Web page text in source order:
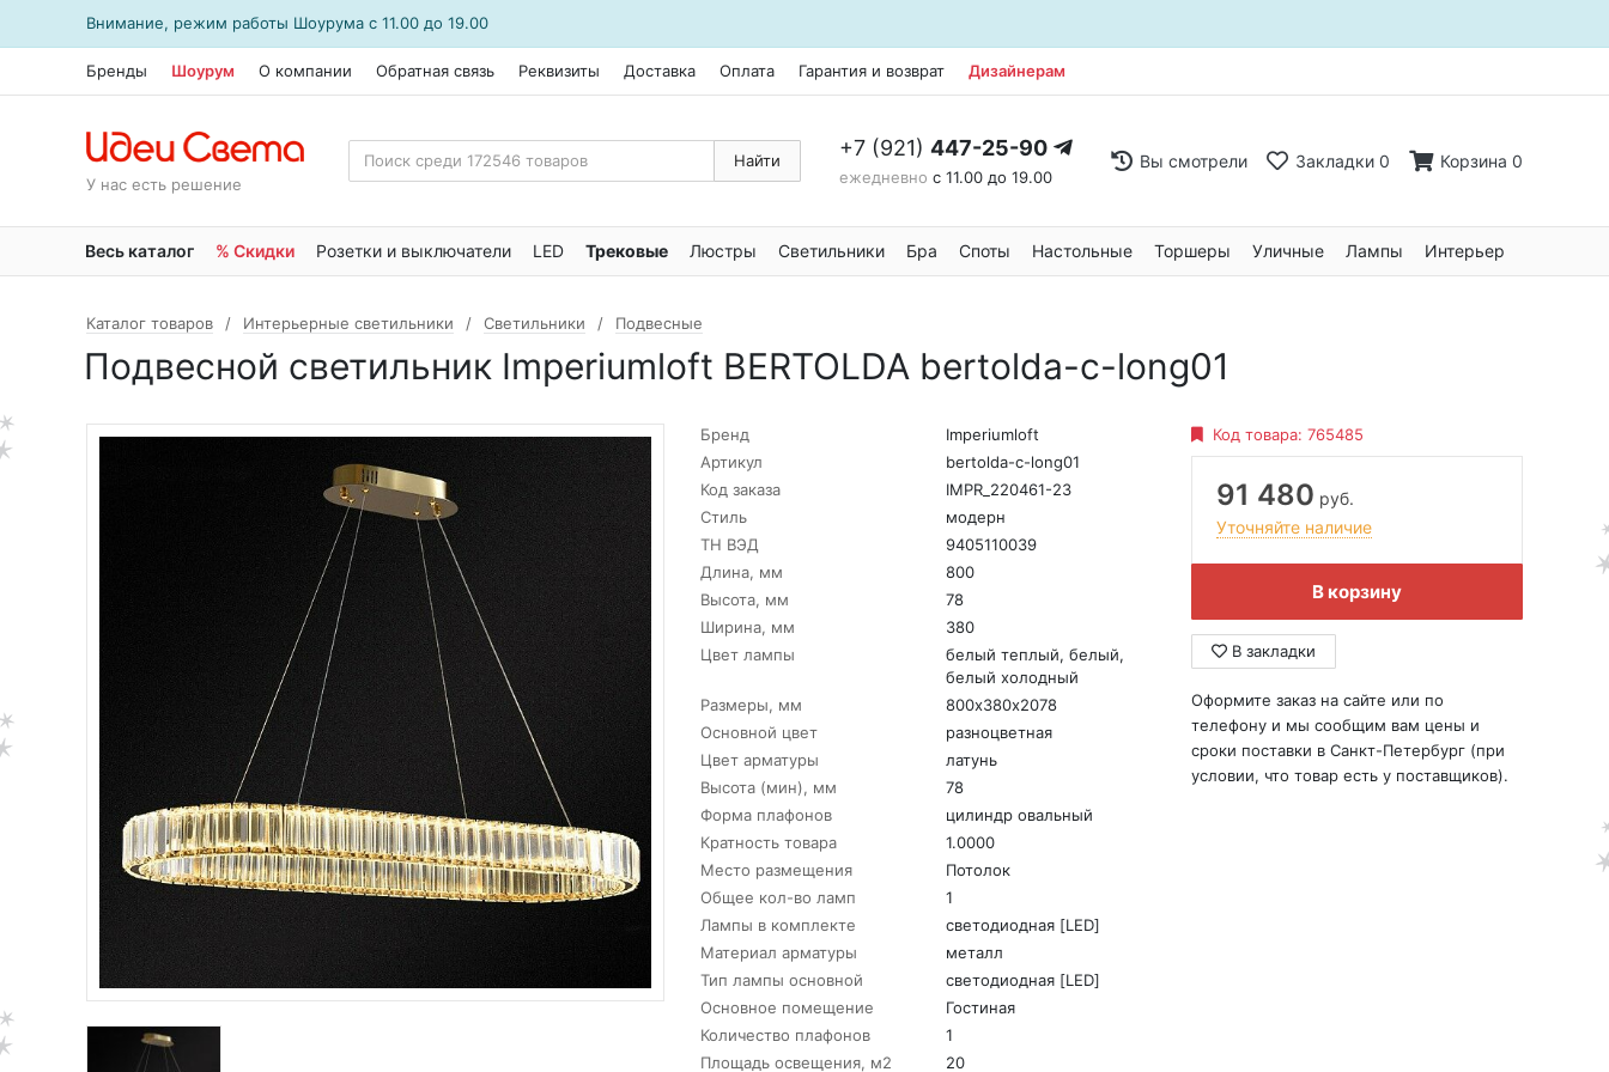
Внимание, режим работы Шоурума с 11.00 до 19.00
Бренды Шоурум О компании Обратная связь Реквизиты Доставка Оплата Гарантия и возврат Дизайнерам
У нас есть решение
Найти +7 (921) 447-25-90
ежедневно с 11.00 до 19.00
Вы смотрели Закладки 0 Корзина 0
Весь каталог % Скидки Розетки и выключатели LED Трековые Люстры Светильники Бра Споты Настольные Торшеры Уличные Лампы Интерьер
Каталог товаров Интерьерные светильники Светильники Подвесные
Подвесной светильник Imperiumloft BERTOLDA bertolda-c-long01
Бренд
Imperiumloft
Артикул
bertolda-c-long01
Код заказа
IMPR_220461-23
Стиль
модерн
ТН ВЭД
9405110039
Длина, мм
800
Высота, мм
78
Ширина, мм
380
Цвет лампы
белый теплый, белый,
белый холодный
Размеры, мм
800х380х2078
Основной цвет
разноцветная
Цвет арматуры
латунь
Высота (мин), мм
78
Форма плафонов
цилиндр овальный
Кратность товара
1.0000
Место размещения
Потолок
Общее кол-во ламп
1
Лампы в комплекте
светодиодная [LED]
Материал арматуры
металл
Тип лампы основной
светодиодная [LED]
Основное помещение
Гостиная
Количество плафонов
1
Площадь освещения, м2
20
Код товара: 765485
91 480 руб.
Уточняйте наличие
В корзину
В закладки
Оформите заказ на сайте или по
телефону и мы сообщим вам цены и
сроки поставки в Санкт-Петербург (при
условии, что товар есть у поставщиков).